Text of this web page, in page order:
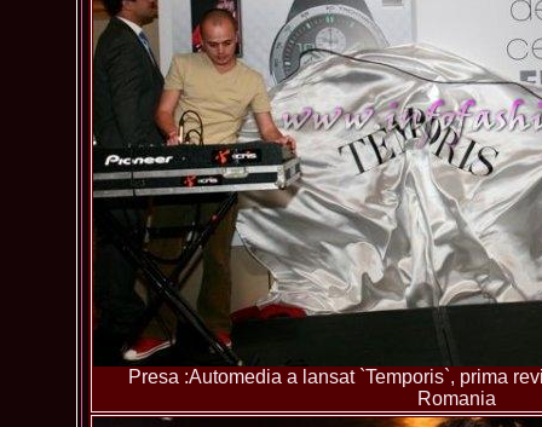
Presa :Automedia a lansat `Temporis`, prima
Romania